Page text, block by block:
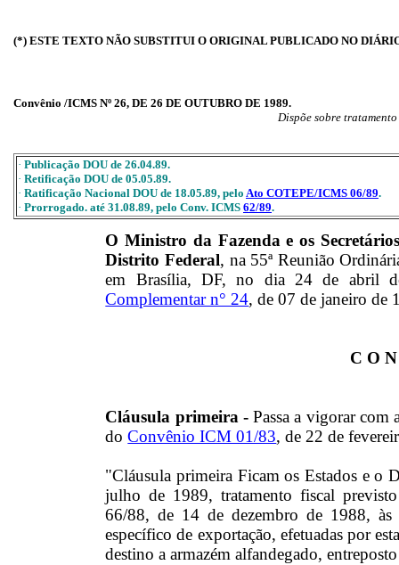
(*) ESTE TEXTO NÃO SUBSTITUI O ORIGINAL PUBLICADO NO
Convênio /ICMS Nº 26, DE 26 DE OUTUBRO DE 1989.
Dispõe sobre
· Publicação DOU de 26.04.89.
· Retificação DOU de 05.05.89.
· Ratificação Nacional DOU de 18.05.89, pelo Ato COTEPE/ICMS 06/89.
· Prorrogado. até 31.08.89, pelo Conv. ICMS 62/89.
O Ministro da Fazenda e os
Distrito Federal, na 55ª Reunião
em Brasília, DF, no dia 24 de abril
Complementar n° 24, de 07 de janeiro de
C O
Cláusula primeira -Passa a vigorar com
doConvênio ICM 01/83, de 22 de
"Cláusula primeira Ficam os Estados e o
julho de 1989, tratamento fiscal
66/88, de 14 de dezembro de 1988,
específico de exportação, efetuadas por
destino a armazém alfandegado,